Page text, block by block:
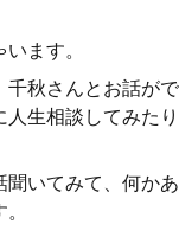
ます。
秋さんとお話が
生相談してみた
いてみて、何か